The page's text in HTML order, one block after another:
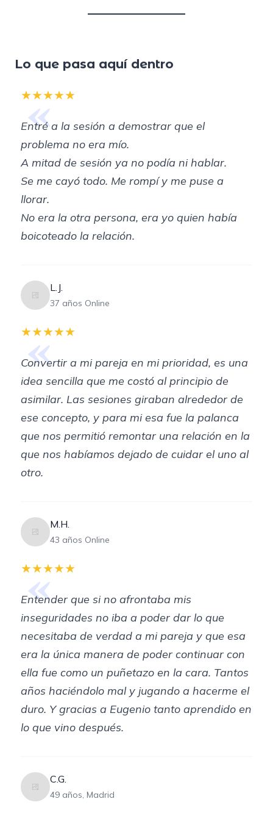
Lo que pasa aquí dentro
«
★★★★★
Entré a la sesión a demostrar que el
problema no era mío.
A mitad de sesión ya no podía ni hablar.
Se me cayó todo. Me rompí y me puse a
llorar.
No era la otra persona, era yo quien había
boicoteado la relación.
L.J.
37 años Online
«
★★★★★
Convertir a mi pareja en mi prioridad, es una
idea sencilla que me costó al principio de
asimilar. Las sesiones giraban alrededor de
ese concepto, y para mi esa fue la palanca
que nos permitió remontar una relación en la
que nos habíamos dejado de cuidar el uno al
otro.
M.H.
43 años Online
«
★★★★★
Entender que si no afrontaba mis
inseguridades no iba a poder dar lo que
necesitaba de verdad a mi pareja y que esa
era la única manera de poder continuar con
ella fue como un puñetazo en la cara. Tantos
años haciéndolo mal y jugando a hacerme el
duro. Y gracias a Eugenio tanto aprendido en
lo que vino después.
C.G.
49 años, Madrid